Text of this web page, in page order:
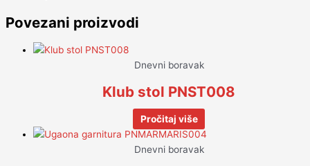
Povezani proizvodi
Dnevni boravak
Klub stol PNST008
Pročitaj više
Dnevni boravak